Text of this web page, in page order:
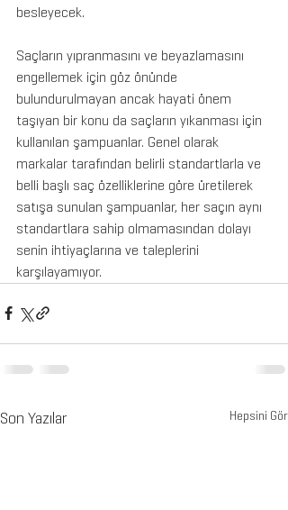
besleyecek.
Saçların yıpranmasını ve beyazlamasını
engellemek için göz önünde
bulundurulmayan ancak hayati önem
taşıyan bir konu da saçların yıkanması için
kullanılan şampuanlar. Genel olarak
markalar tarafından belirli standartlarla ve
belli başlı saç özelliklerine göre üretilerek
satışa sunulan şampuanlar, her saçın aynı
standartlara sahip olmamasından dolayı
senin ihtiyaçlarına ve taleplerini
karşılayamıyor.
Son Yazılar Hepsini Gör